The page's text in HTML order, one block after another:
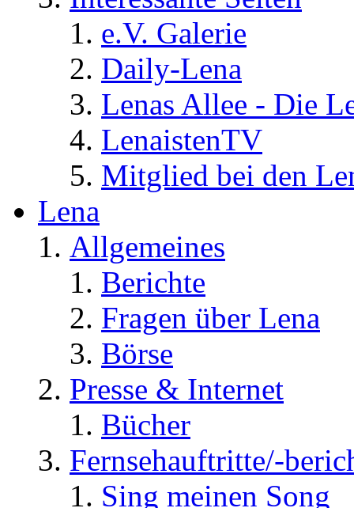
e.V. Galerie
Daily-Lena
Lenas Allee - Die
LenaistenTV
Mitglied bei den
Lena
Allgemeines
Berichte
Fragen über Lena
Börse
Presse & Internet
Bücher
Fernsehauftritte/-
Sing meinen Song